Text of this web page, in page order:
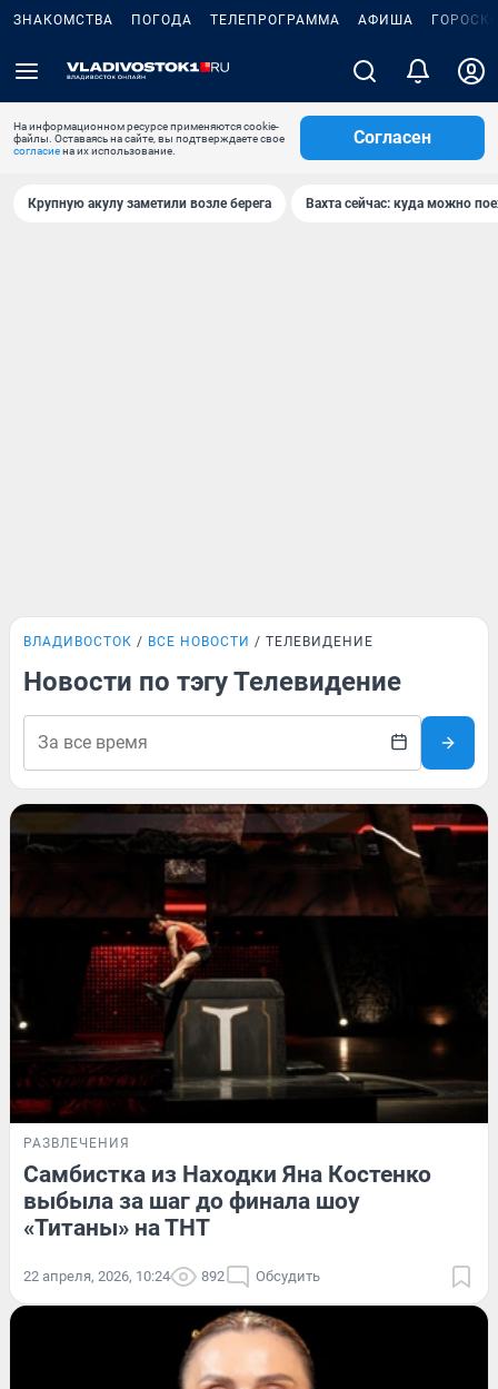
ЗНАКОМСТВА ПОГОДА ТЕЛЕПРОГРАММА АФИША
На информационном ресурсе применяются cookie-
файлы. Оставаясь на сайте, вы подтверждаете свое
согласиена их использование.
Согласен
Крупную акулу заметили возле берега Вахта сейчас: куда можно
ВЛАДИВОСТОК ВСЕ НОВОСТИ ТЕЛЕВИДЕНИЕ
Новости по тэгу Телевидение
РАЗВЛЕЧЕНИЯ
Самбистка из Находки Яна Костенко
выбыла за шаг до финала шоу
«Титаны» на ТНТ
22 апреля, 2026, 10:24 892 Обсудить